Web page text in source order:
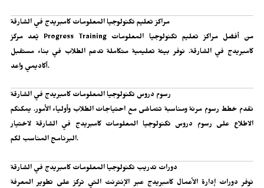
مراكز تعليم تكنولوجيا المعلومات كامبريدج في الشارقة
يُعد مركز Progress Training من أفضل مراكز تعليم تكنولوجيا المعلومات
كامبريدج في الشارقة. نوفر بيئة تعليمية متكاملة تدعم الطلاب في بناء مستقبل
أكاديمي واعد.
رسوم دروس تكنولوجيا المعلومات كامبريدج في الشارقة
نقدم خطط رسوم مرنة ومناسبة تتماشى مع احتياجات الطلاب وأولياء الأمور. يمكنكم
الاطلاع على رسوم دروس تكنولوجيا المعلومات كامبريدج في الشارقة لاختيار
البرنامج المناسب لكم.
دورات تدريب تكنولوجيا المعلومات كامبريدج في الشارقة
نوفر دورات إدارة الأعمال كامبريدج عبر الإنترنت التي تركز على تطوير المعرفة